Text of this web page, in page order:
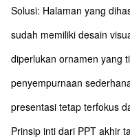
Solusi: Halaman yang
sudah memiliki desain
diperlukan ornamen yang
penyempurnaan
presentasi tetap terfokus
Prinsip inti dari PPT akhir